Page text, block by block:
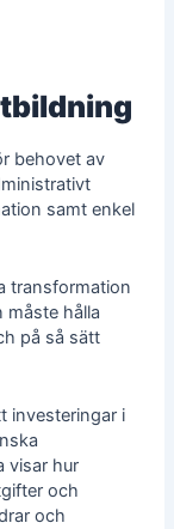
behovet av
samt enkel
transformation
måste hålla
på så sätt
investeringar i
visar hur
och
och